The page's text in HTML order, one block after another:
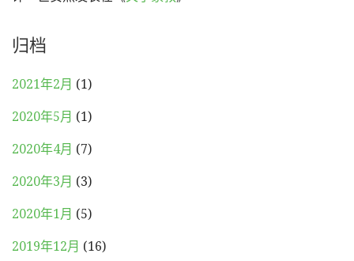
归档
2021年2月 (1)
2020年5月 (1)
2020年4月 (7)
2020年3月 (3)
2020年1月 (5)
2019年12月 (16)